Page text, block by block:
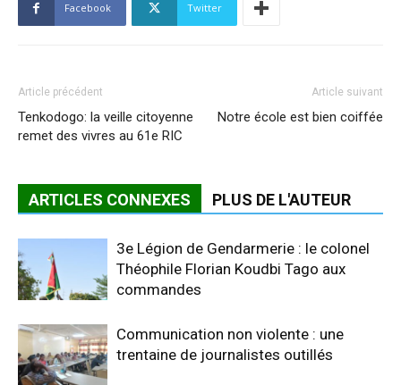
Facebook Twitter
Article précédent
Tenkodogo: la veille citoyenne
remet des vivres au 61e RIC
Article suivant
Notre école est bien coiffée
ARTICLES CONNEXES PLUS DE L'AUTEUR
3e Légion de Gendarmerie : le colonel
Théophile Florian Koudbi Tago aux
commandes
Communication non violente : une
trentaine de journalistes outillés